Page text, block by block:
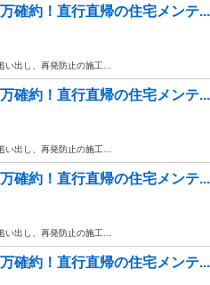
確約！直行直帰の住宅メンテ...
い出し、再発防止の施工…
確約！直行直帰の住宅メンテ...
い出し、再発防止の施工…
確約！直行直帰の住宅メンテ...
い出し、再発防止の施工…
確約！直行直帰の住宅メンテ...